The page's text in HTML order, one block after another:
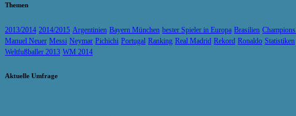
Themen
2013/2014 2014/2015 Argentinien Bayern München bester Spieler in Europa Brasilien
Manuel Neuer Messi Neymar Pichichi Portugal Ranking Real Madrid Rekord Ronaldo Statistiken
Weltfußballer 2013 WM 2014
Aktuelle Umfrage